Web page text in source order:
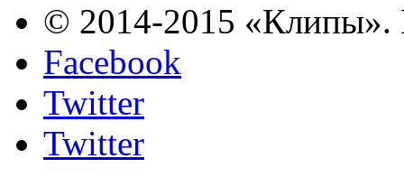
© 2014-2015 «Клипы».
Facebook
Twitter
Twitter